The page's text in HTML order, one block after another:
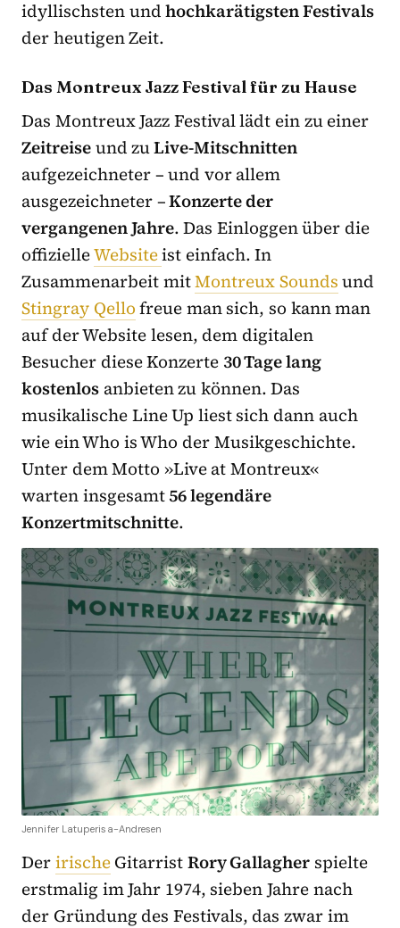
idyllischsten undhochkarätigsten Festivals
der heutigen Zeit.
Das Montreux Jazz Festival für zu Hause
Das Montreux Jazz Festival lädt ein zu einer
Zeitreiseund zuLive-Mitschnitten
aufgezeichneter – und vor allem
ausgezeichneter –Konzerte der
vergangenen Jahre. Das Einloggen über die
offizielleWebsiteist einfach. In
Zusammenarbeit mitMontreux Soundsund
Stingray Qellofreue man sich, so kann man
auf der Website lesen, dem digitalen
Besucher diese Konzerte 30 Tage lang
kostenlos anbieten zu können. Das
musikalische Line Up liest sich dann auch
wie ein Who is Who der Musikgeschichte.
Unter dem Motto »Live at Montreux«
warten insgesamt56 legendäre
Konzertmitschnitte.
Jennifer Latuperisa-Andresen
DeririscheGitarristRory Gallagher spielte
erstmalig im Jahr 1974, sieben Jahre nach
der Gründung des Festivals, das zwar im